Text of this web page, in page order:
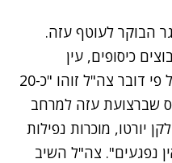
הבוקר לעוטף עזה.
כיסופים, עין
השלושה ובשטחים פתוחים. על פי דובר צה"ל זוהו "כ-20
שברצועת עזה למרחב
יורטו, מוכרות נפילות
נפגעים". צה"ל השיב